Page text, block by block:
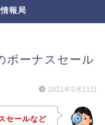
報局
ボーナスセール
2021年5月21日
セールなど